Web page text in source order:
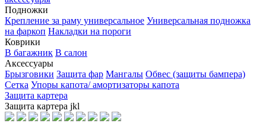
Подножки
Крепление за раму универсальное Универсальная подножка
на фаркоп Накладки на пороги
Коврики
В багажник В салон
Аксессуары
Брызговики Защита фар Мангалы Обвес (защиты бампера)
Сетка Упоры капота/ амортизаторы капота
Защита картера
Защита картера jkl